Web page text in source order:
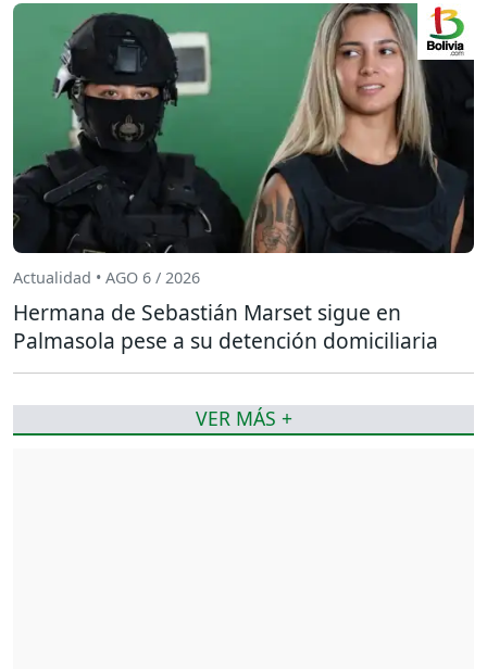
Actualidad • AGO 6 / 2026
Hermana de Sebastián Marset sigue en
Palmasola pese a su detención domiciliaria
VER MÁS +